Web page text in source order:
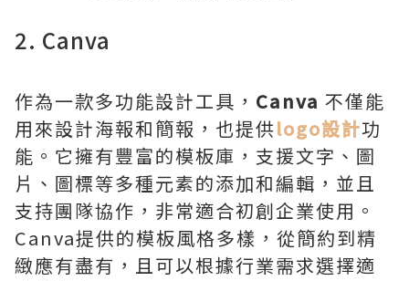
2. Canva
作為一款多功能設計工具， Canva 不僅能
用來設計海報和簡報，也提供logo設計功
能。它擁有豐富的模板庫，支援文字、圖
片、圖標等多種元素的添加和編輯，並且
支持團隊協作，非常適合初創企業使用。
Canva提供的模板風格多樣，從簡約到精
緻應有盡有，且可以根據行業需求選擇適